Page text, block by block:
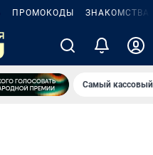
ПРОМОКОДЫ ЗНАКОМСТВА
Самый